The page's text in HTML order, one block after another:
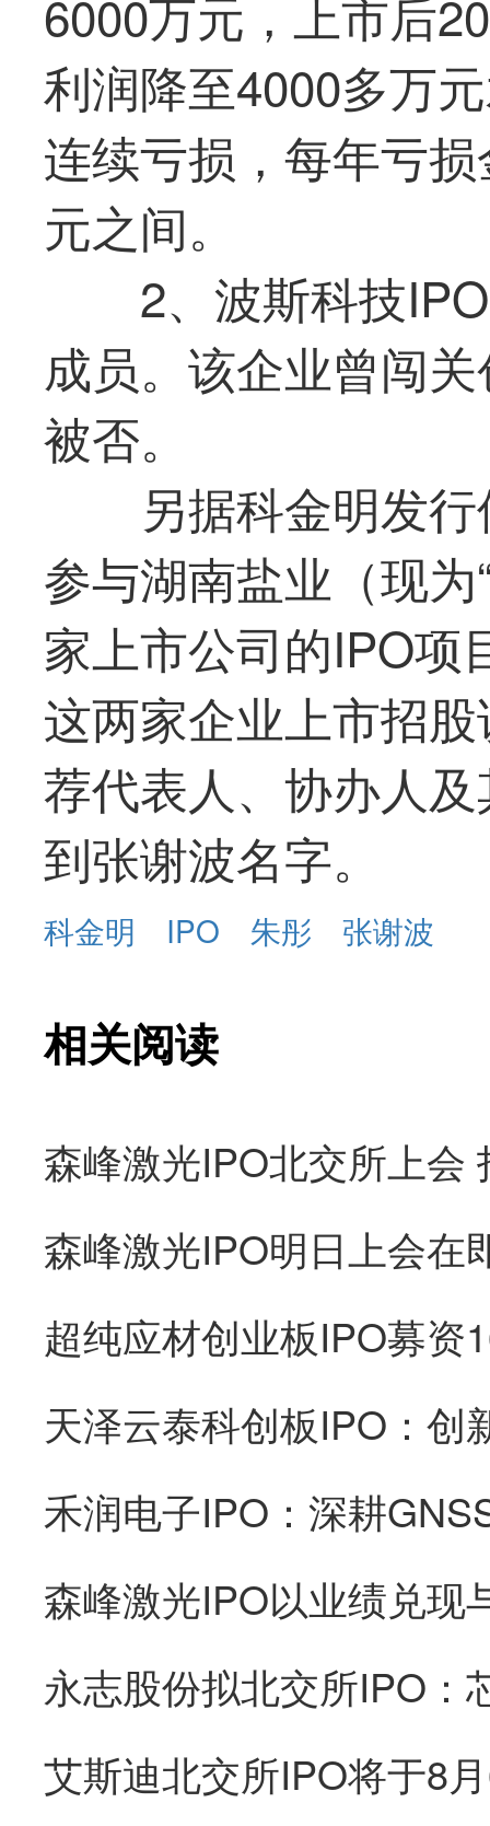
6000万元，上市后
利润降至4000多万
连续亏损，每年亏
元之间。
2、波斯科技
成员。该企业曾闯
被否。
另据科金明发
参与湖南盐业（现
家上市公司的IPO项
这两家企业上市招
荐代表人、协办人
到张谢波名字。
科金明 IPO 朱彤 张谢波
相关阅读
森峰激光IPO以业绩兑现